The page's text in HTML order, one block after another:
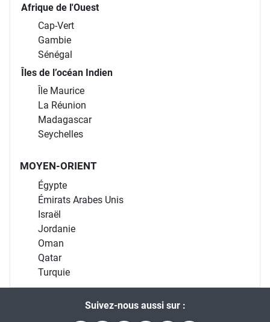
Afrique de l'Ouest
Cap-Vert
Gambie
Sénégal
Îles de l’océan Indien
Île Maurice
La Réunion
Madagascar
Seychelles
MOYEN-ORIENT
Égypte
Émirats Arabes Unis
Israël
Jordanie
Oman
Qatar
Turquie
Suivez-nous aussi sur :